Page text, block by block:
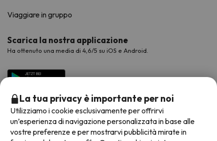
Viaggiare in gruppo
Scarica la nostra applicazione
Ha ottenuto una media di 4,6/5 su iOS e Android.
La tua privacy è importante per noi
Utilizziamo i cookie esclusivamente per offrirvi
un’esperienza di navigazione personalizzata in base alle
vostre preferenze e per mostrarvi pubblicità mirate in